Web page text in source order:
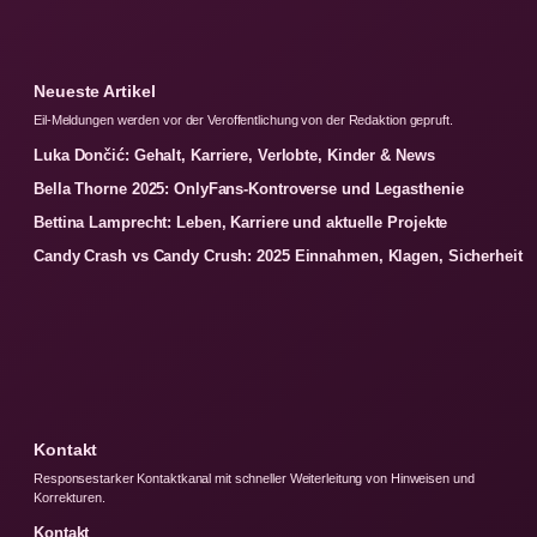
Neueste Artikel
Eil-Meldungen werden vor der Veroffentlichung von der Redaktion gepruft.
Luka Dončić: Gehalt, Karriere, Verlobte, Kinder & News
Bella Thorne 2025: OnlyFans-Kontroverse und Legasthenie
Bettina Lamprecht: Leben, Karriere und aktuelle Projekte
Candy Crash vs Candy Crush: 2025 Einnahmen, Klagen, Sicherheit
Kontakt
Responsestarker Kontaktkanal mit schneller Weiterleitung von Hinweisen und
Korrekturen.
Kontakt